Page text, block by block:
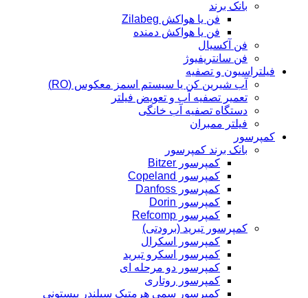
بانک برند
فن یا هواکش Zilabeg
فن یا هواکش دمنده
فن آکسیال
فن سانتریفیوژ
فیلتراسیون و تصفیه
آب شیرین کن یا سیستم اسمز معکوس (RO)
تعمیر تصفیه آب و تعویض فیلتر
دستگاه تصفیه آب خانگی
فیلتر ممبران
کمپرسور
بانک برند کمپرسور
کمپرسور Bitzer
کمپرسور Copeland
کمپرسور Danfoss
کمپرسور Dorin
کمپرسور Refcomp
کمپرسور تبرید (برودتی)
کمپرسور اسکرال
کمپرسور اسکرو تبرید
کمپرسور دو مرحله ای
کمپرسور روتاری
کمپرسور سمی هرمتیک سیلندر پیستونی